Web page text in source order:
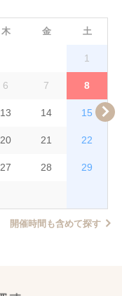
木 金 土
1
6 7 8
13 14 15
20 21 22
27 28 29
開催時間も含めて探す